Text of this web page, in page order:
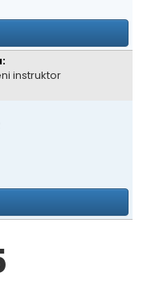
instruktor